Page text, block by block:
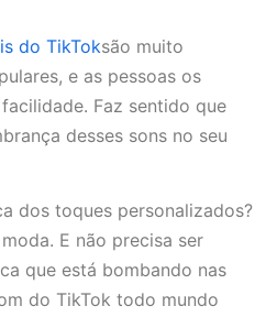
do TikToksão muito
e as pessoas os
Faz sentido que
desses sons no seu
dos toques personalizados?
E não precisa ser
que está bombando nas
do TikTok todo mundo